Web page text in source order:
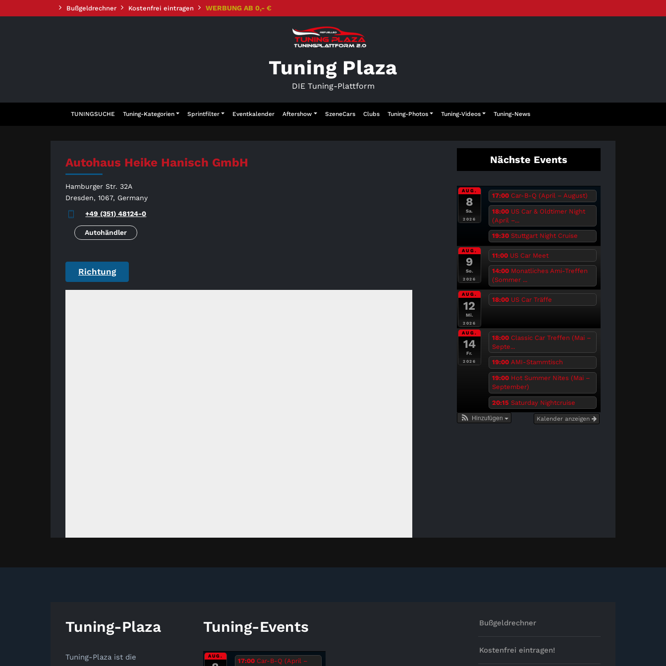
Inhalt
Bußgeldrechner Kostenfrei eintragen WERBUNG AB 0,- €
Tuning Plaza
DIE Tuning-Plattform
TUNINGSUCHE Tuning-Kategorien Sprintfilter Eventkalender Aftershow SzeneCars Clubs Tuning-Photos Tuning-Videos Tuning-News
Autohaus Heike Hanisch GmbH
Hamburger Str. 32A
Dresden, 1067, Germany
+49 (351) 48124-0
Autohändler
Richtung
Nächste Events
AUG.
8
Sa.
2026
17:00 Car-B-Q (April – August)
18:00 US Car & Oldtimer Night
(April –...
19:30 Stuttgart Night Cruise
AUG.
9
So.
2026
11:00 US Car Meet
14:00 Monatliches Ami-Treffen
(Sommer ...
AUG.
12
Mi.
2026
18:00 US Car Träffe
AUG.
14
Fr.
2026
18:00 Classic Car Treffen (Mai –
Septe...
19:00 AMI-Stammtisch
19:00 Hot Summer Nites (Mai –
September)
20:15 Saturday Nightcruise
Kalender anzeigen
Hinzufügen
Tuning-Plaza
Tuning-Plaza ist die
Tuning-Events
AUG.
17:00 Car-B-Q (April –
Bußgeldrechner
Kostenfrei eintragen!